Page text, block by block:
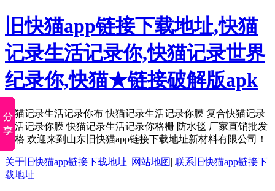
旧快猫app链接下载地址,快猫
记录生活记录你,快猫记录世界
纪录你,快猫★链接破解版apk
快猫记录生活记录你布 快猫记录生活记录你膜 复合快猫记录
生活记录你膜 快猫记录生活记录你格栅 防水毯 厂家直销批发
价格 欢迎来到山东旧快猫app链接下载地址新材料有限公司！
关于旧快猫app链接下载地址| 网站地图| 联系旧快猫app链接下
载地址